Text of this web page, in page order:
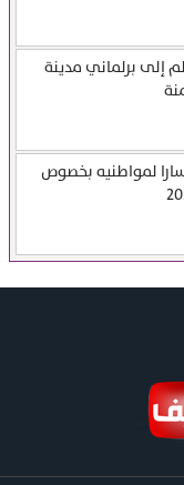
إلى برلماني مدينة
لمواطنيه بخصوص